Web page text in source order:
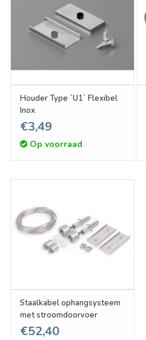
Houder Type `U1` Flexibel
Inox
€3,49
Op voorraad
Staalkabel ophangsysteem
met stroomdoorvoer
€52,40